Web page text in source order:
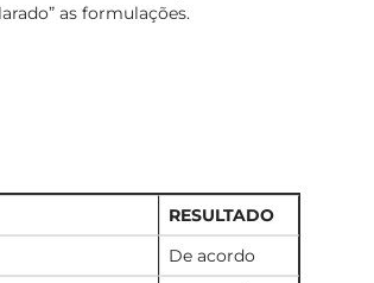
as formulações.
RESULTADO
De acordo